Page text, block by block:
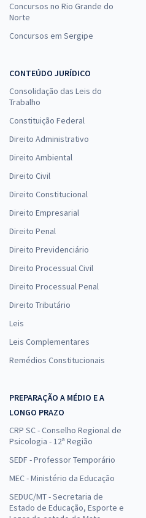
Concursos no Rio Grande do
Norte
Concursos em Sergipe
CONTEÚDO JURÍDICO
Consolidação das Leis do
Trabalho
Constituição Federal
Direito Administrativo
Direito Ambiental
Direito Civil
Direito Constitucional
Direito Empresarial
Direito Penal
Direito Previdenciário
Direito Processual Civil
Direito Processual Penal
Direito Tributário
Leis
Leis Complementares
Remédios Constitucionais
PREPARAÇÃO A MÉDIO E A
LONGO PRAZO
CRP SC - Conselho Regional de
Psicologia - 12ª Região
SEDF - Professor Temporário
MEC - Ministério da Educação
SEDUC/MT - Secretaria de
Estado de Educação, Esporte e